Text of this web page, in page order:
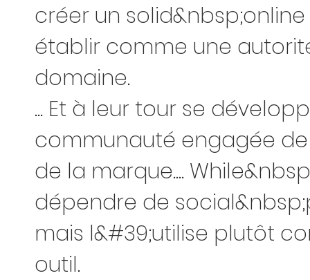
créer un
établir comme une
domaine.
... Et à leur tour se
communauté engagée
de la marque....
dépendre de
mais l&#39;utilise plutôt
outil.